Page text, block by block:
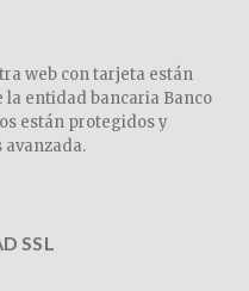
web con tarjeta están
la entidad bancaria Banco
están protegidos y
SSL